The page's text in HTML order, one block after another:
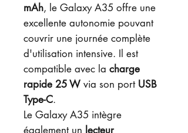
mAh, le Galaxy A35 offre une
excellente autonomie pouvant
couvrir une journée complète
d'utilisation intensive. Il est
compatible avec la charge
rapide 25 W via son port USB
Type-C.
Le Galaxy A35 intègre
également un lecteur